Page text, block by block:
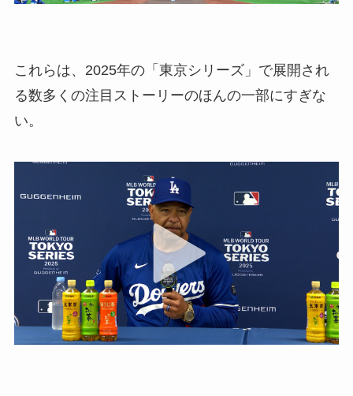
これらは、2025年の「東京シリーズ」で展開され
る数多くの注目ストーリーのほんの一部にすぎな
い。